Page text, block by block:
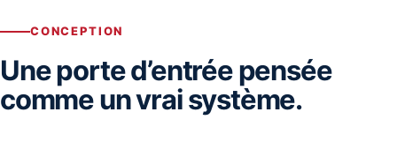
CONCEPTION
Une porte d’entrée pensée
comme un vrai système.